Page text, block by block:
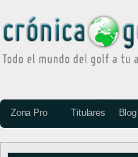
Zona Pro Titulares Blog